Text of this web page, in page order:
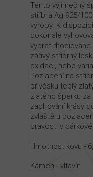
Tento výjimečný
stříbra Ag 925/
výroby. K
dokonale
vybrat
zářivý stříbrný
oxidaci, nebo
Pozlacení na
přívěsku teplý
zlatého šperku
zachování krásy
zvláště u
pravosti v
Hmotnost kovu -
Kámen - vltavín